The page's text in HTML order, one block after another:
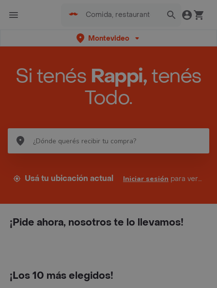
Montevideo
Si tenés Rappi,tenés
Todo.
Usá tu ubicación actual Iniciar sesión para ver tus direcciones
¡Pide ahora, nosotros te lo llevamos!
¡Los 10 más elegidos!